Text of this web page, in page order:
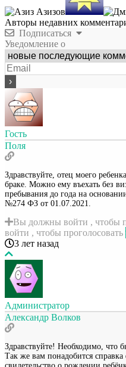
Авторы недавних
Подписаться
Уведомление о
Гость
Поля
Здравствуйте, отец моего
браке. Можно ему въехать без
пребывания до года на
№274 ФЗ от 01.07.2021.
Вы должны войти , чтобы
войти , чтобы проголосовать
3 лет назад
Администратор
Александр Волков
Здравствуйте! Необходимо, что
Так же вам понадобится справка